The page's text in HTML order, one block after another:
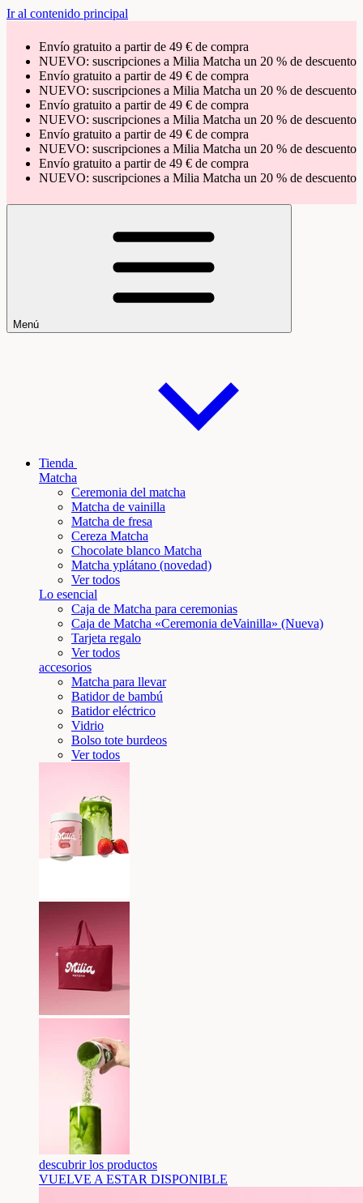
Ir al contenido principal
Envío gratuito a partir de 49 € de compra
NUEVO: suscripciones a Milia Matcha un 20 % de descuento
Envío gratuito a partir de 49 € de compra
NUEVO: suscripciones a Milia Matcha un 20 % de descuento
Envío gratuito a partir de 49 € de compra
NUEVO: suscripciones a Milia Matcha un 20 % de descuento
Envío gratuito a partir de 49 € de compra
NUEVO: suscripciones a Milia Matcha un 20 % de descuento
Envío gratuito a partir de 49 € de compra
NUEVO: suscripciones a Milia Matcha un 20 % de descuento
Menú
Tienda
Matcha
Ceremonia del matcha
Matcha de vainilla
Matcha de fresa
Cereza Matcha
Chocolate blanco Matcha
Matcha yplátano (novedad)
Ver todos
Lo esencial
Caja de Matcha para ceremonias
Caja de Matcha «Ceremonia deVainilla» (Nueva)
Tarjeta regalo
Ver todos
accesorios
Matcha para llevar
Batidor de bambú
Batidor eléctrico
Vidrio
Bolso tote burdeos
Ver todos
descubrir los productos
VUELVE A ESTAR DISPONIBLE